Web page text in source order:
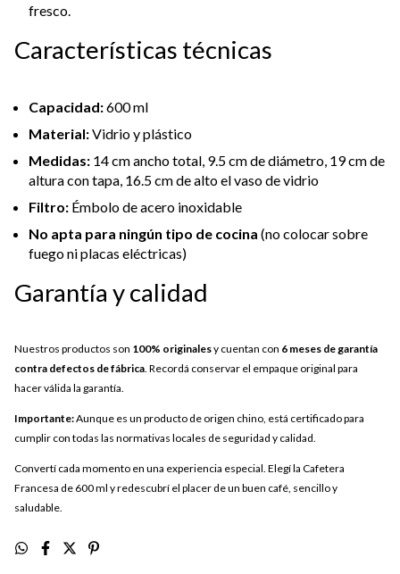
fresco.
Características técnicas
Capacidad:600 ml
Material:Vidrio y plástico
Medidas: 14 cm ancho total, 9.5 cm de diámetro, 19 cm de
altura con tapa, 16.5 cm de alto el vaso de vidrio
Filtro: Émbolo de acero inoxidable
No apta para ningún tipo de cocina (no colocar sobre
fuego ni placas eléctricas)
Garantía y calidad
Nuestros productos son 100% originalesy cuentan con 6 meses de garantía
contra defectos de fábrica. Recordá conservar el empaque original para
hacer válida la garantía.
Importante:Aunque es un producto de origen chino, está certificado para
cumplir con todas las normativas locales de seguridad y calidad.
Convertí cada momento en una experiencia especial. Elegí la Cafetera
Francesa de 600 ml y redescubrí el placer de un buen café, sencillo y
saludable.